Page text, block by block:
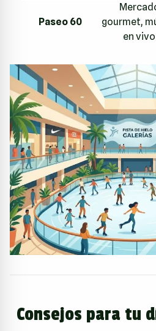
Paseo 60
gourmet,
en vivo
Consejos para tu